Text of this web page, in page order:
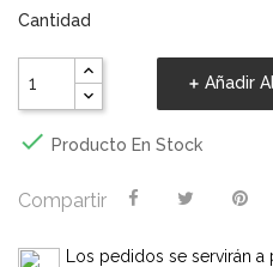
Cantidad
Añadir
 Producto En Stock
Compartir
Los pedidos se servirán